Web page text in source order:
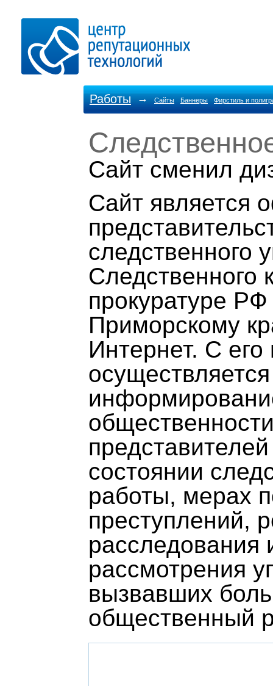
Работы → Сайты Баннеры Фирстиль и
Cайт сменил
Cайт является
следственного
Следственного
прокуратуре РФ
Приморскому
Интернет. С
состоянии
работы, мерах
преступлений,
расследования
рассмотрения
вызвавших
общественный